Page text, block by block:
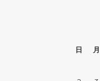
日
月